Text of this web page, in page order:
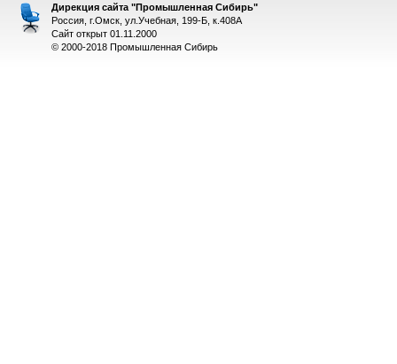
Дирекция сайта "Промышленная Сибирь"
Россия, г.Омск, ул.Учебная, 199-Б, к.408А
Сайт открыт 01.11.2000
© 2000-2018 Промышленная Сибирь